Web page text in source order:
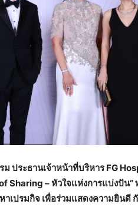
ประธานเจ้าหน้าที่บริหาร FG
Sharing – หัวใจแห่งการแบ่งปัน
าเปรมกิจ เพื่อร่วมแสดงความยินดี